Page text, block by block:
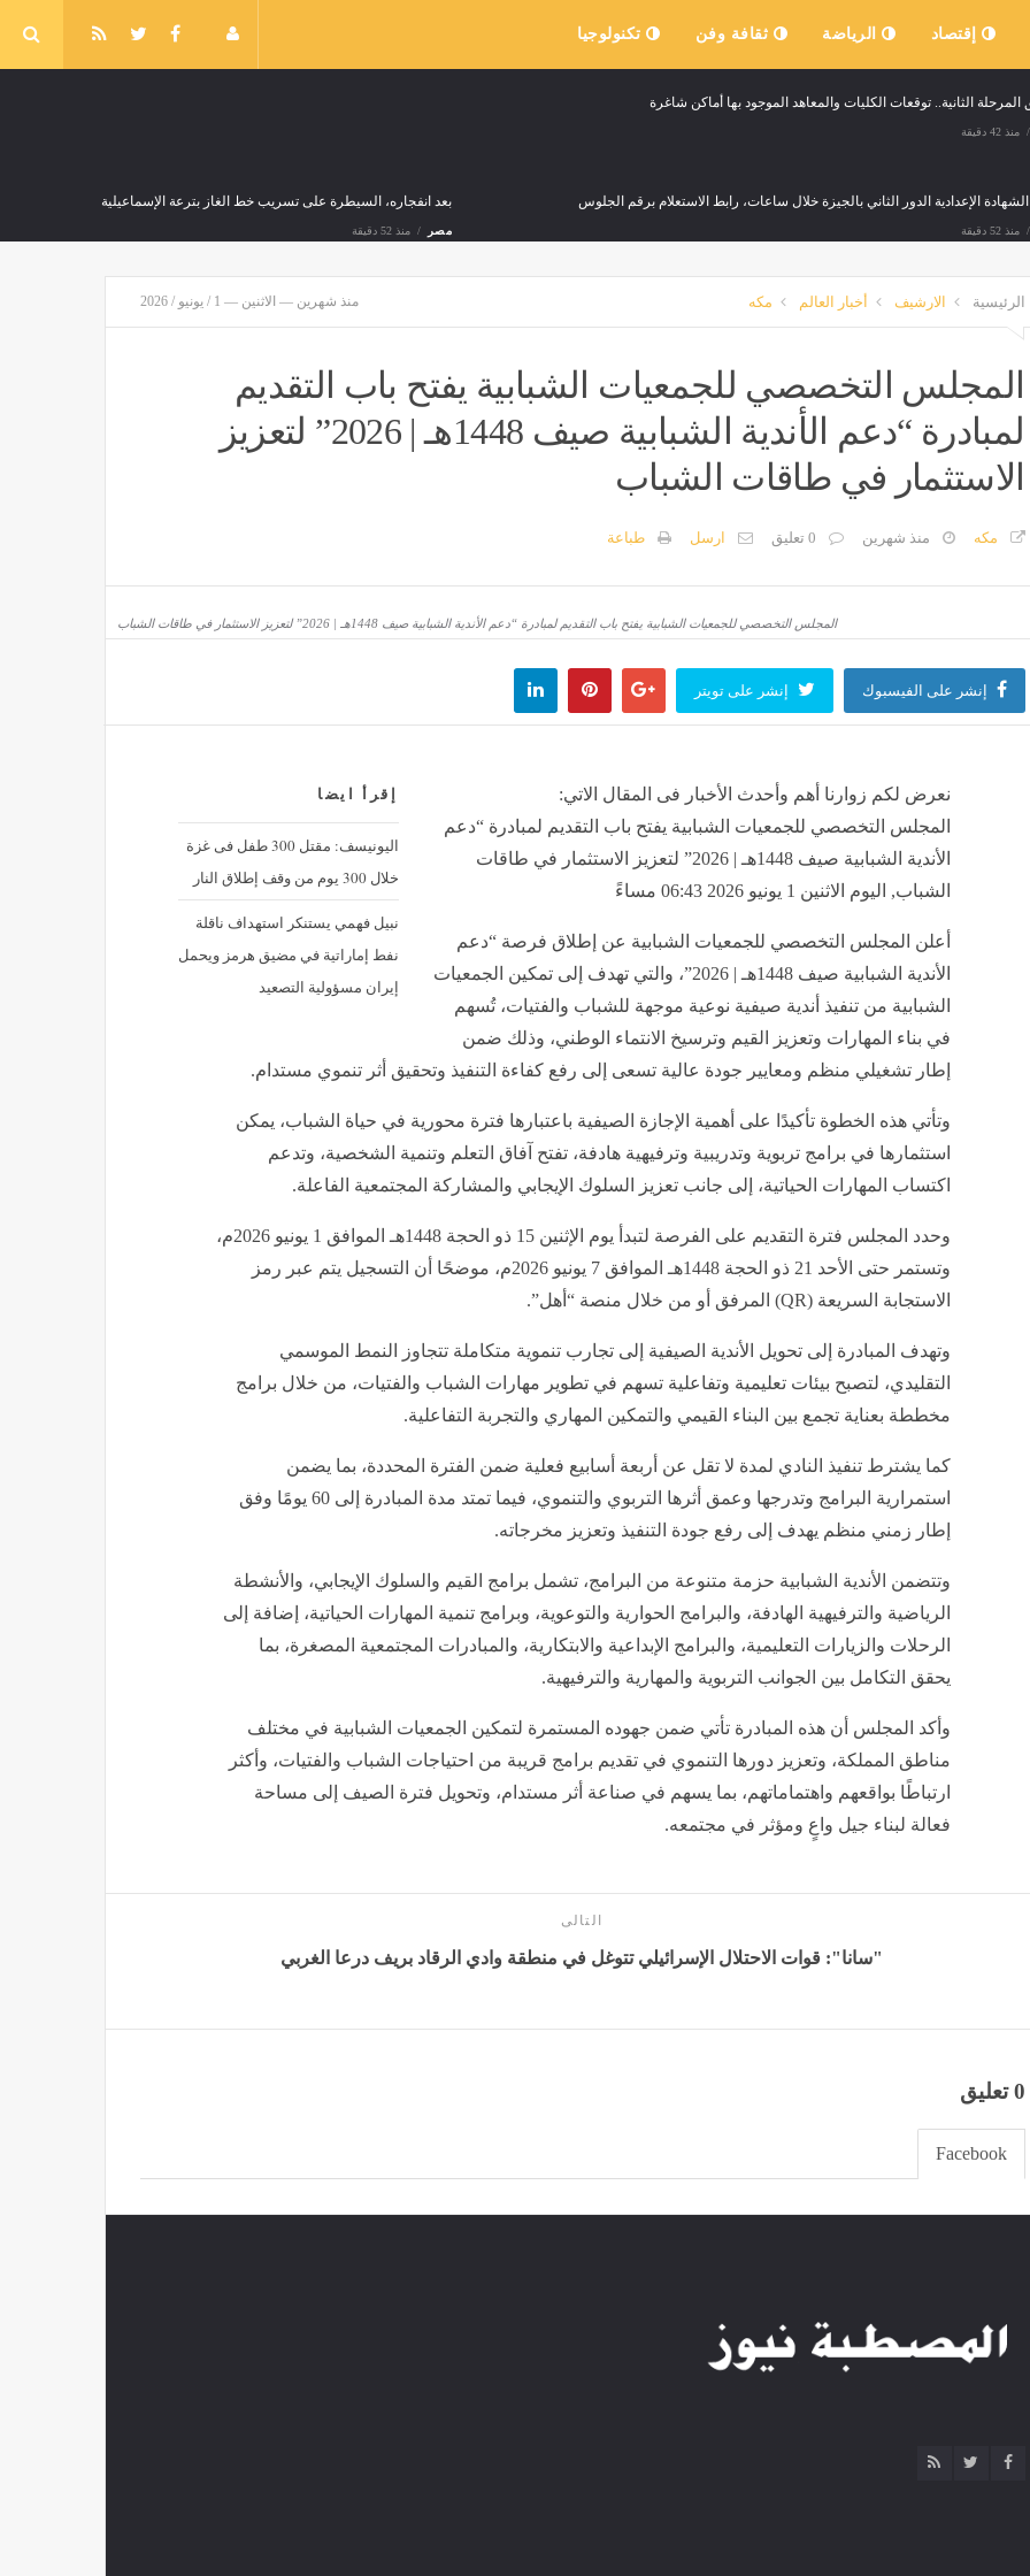
إقتصاد الرياضة ثقافة وفن تكنولوجيا
المرحلة الثانية.. توقعات الكليات والمعاهد الموجود بها أماكن شاغرة
منذ 42 دقيقة
الشهادة الإعدادية الدور الثاني بالجيزة خلال ساعات، رابط الاستعلام برقم الجلوس
منذ 52 دقيقة
بعد انفجاره، السيطرة على تسريب خط الغاز بترعة الإسماعيلية
مصر منذ 52 دقيقة
مباراة إنتر ميلان ويوفنتوس الودية (فيديو)
منذ 52 دقيقة
رئيس شعبة الأدوية: لا زيادة جديدة في الأسعار، و«QR Code» يطارد الدواء المغشوش
مصر منذ 52 دقيقة
منذ 52 دقيقة
منذ 52 دقيقة
قضايا إرهاب، مواعيد الجلسات واتهامات النيابة
الرئيسية الارشيف أخبار العالم مكه منذ شهرين — الاثنين — 1 / يونيو / 2026
المجلس التخصصي للجمعيات الشبابية يفتح باب التقديم
لمبادرة “دعم الأندية الشبابية صيف 1448هـ | 2026” لتعزيز
الاستثمار في طاقات الشباب
مكه منذ شهرين 0 تعليق ارسل طباعة
المجلس التخصصي للجمعيات الشبابية يفتح باب التقديم لمبادرة “دعم الأندية الشبابية صيف 1448هـ | 2026” لتعزيز الاستثمار في طاقات الشباب
إنشر على الفيسبوك إنشر على تويتر
إقرأ ايضا
اليونيسف: مقتل 300 طفل فى غزة
خلال 300 يوم من وقف إطلاق النار
نبيل فهمي يستنكر استهداف ناقلة
نفط إماراتية في مضيق هرمز ويحمل
إيران مسؤولية التصعيد
نعرض لكم زوارنا أهم وأحدث الأخبار فى المقال الاتي:
المجلس التخصصي للجمعيات الشبابية يفتح باب التقديم لمبادرة “دعم
الأندية الشبابية صيف 1448هـ | 2026” لتعزيز الاستثمار في طاقات
الشباب, اليوم الاثنين 1 يونيو 2026 06:43 مساءً
أعلن المجلس التخصصي للجمعيات الشبابية عن إطلاق فرصة “دعم
الأندية الشبابية صيف 1448هـ | 2026”، والتي تهدف إلى تمكين الجمعيات
الشبابية من تنفيذ أندية صيفية نوعية موجهة للشباب والفتيات، تُسهم
في بناء المهارات وتعزيز القيم وترسيخ الانتماء الوطني، وذلك ضمن
إطار تشغيلي منظم ومعايير جودة عالية تسعى إلى رفع كفاءة التنفيذ وتحقيق أثر تنموي مستدام.
وتأتي هذه الخطوة تأكيدًا على أهمية الإجازة الصيفية باعتبارها فترة محورية في حياة الشباب، يمكن
استثمارها في برامج تربوية وتدريبية وترفيهية هادفة، تفتح آفاق التعلم وتنمية الشخصية، وتدعم
اكتساب المهارات الحياتية، إلى جانب تعزيز السلوك الإيجابي والمشاركة المجتمعية الفاعلة.
وحدد المجلس فترة التقديم على الفرصة لتبدأ يوم الإثنين 15 ذو الحجة 1448هـ الموافق 1 يونيو 2026م،
وتستمر حتى الأحد 21 ذو الحجة 1448هـ الموافق 7 يونيو 2026م، موضحًا أن التسجيل يتم عبر رمز
الاستجابة السريعة (QR) المرفق أو من خلال منصة “أهل”.
وتهدف المبادرة إلى تحويل الأندية الصيفية إلى تجارب تنموية متكاملة تتجاوز النمط الموسمي
التقليدي، لتصبح بيئات تعليمية وتفاعلية تسهم في تطوير مهارات الشباب والفتيات، من خلال برامج
مخططة بعناية تجمع بين البناء القيمي والتمكين المهاري والتجربة التفاعلية.
كما يشترط تنفيذ النادي لمدة لا تقل عن أربعة أسابيع فعلية ضمن الفترة المحددة، بما يضمن
استمرارية البرامج وتدرجها وعمق أثرها التربوي والتنموي، فيما تمتد مدة المبادرة إلى 60 يومًا وفق
إطار زمني منظم يهدف إلى رفع جودة التنفيذ وتعزيز مخرجاته.
وتتضمن الأندية الشبابية حزمة متنوعة من البرامج، تشمل برامج القيم والسلوك الإيجابي، والأنشطة
الرياضية والترفيهية الهادفة، والبرامج الحوارية والتوعوية، وبرامج تنمية المهارات الحياتية، إضافة إلى
الرحلات والزيارات التعليمية، والبرامج الإبداعية والابتكارية، والمبادرات المجتمعية المصغرة، بما
يحقق التكامل بين الجوانب التربوية والمهارية والترفيهية.
وأكد المجلس أن هذه المبادرة تأتي ضمن جهوده المستمرة لتمكين الجمعيات الشبابية في مختلف
مناطق المملكة، وتعزيز دورها التنموي في تقديم برامج قريبة من احتياجات الشباب والفتيات، وأكثر
ارتباطًا بواقعهم واهتماماتهم، بما يسهم في صناعة أثر مستدام، وتحويل فترة الصيف إلى مساحة
فعالة لبناء جيل واعٍ ومؤثر في مجتمعه.
التالى
"سانا": قوات الاحتلال الإسرائيلي تتوغل في منطقة وادي الرقاد ‏بريف درعا الغربي‎
0 تعليق
Facebook